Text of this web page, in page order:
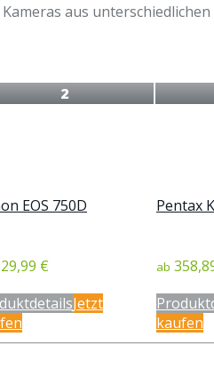
aus unterschiedlichen
2
EOS 750D Pentax
€ ab
Jetzt
kaufen